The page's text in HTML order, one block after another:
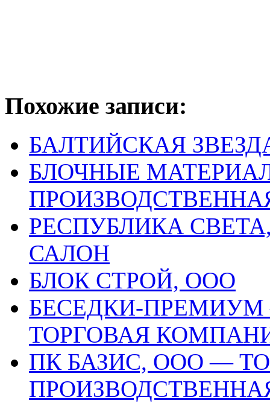
Похожие записи:
БАЛТИЙСКАЯ
БЛОЧНЫЕ
РЕСПУБЛИКА
САЛОН
БЛОК СТРОЙ, ООО
БЕСЕДКИ-
ТОРГОВАЯ
ПК БАЗИС, ООО —